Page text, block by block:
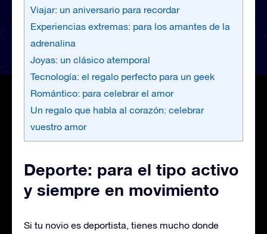
Viajar: un aniversario para recordar
Experiencias extremas: para los amantes de la
adrenalina
Joyas: un clásico atemporal
Tecnología: el regalo perfecto para un geek
Romántico: para celebrar el amor
Un regalo que habla al corazón: celebrar
vuestro amor
Deporte: para el tipo activo
y siempre en movimiento
Si tu novio es deportista, tienes mucho donde